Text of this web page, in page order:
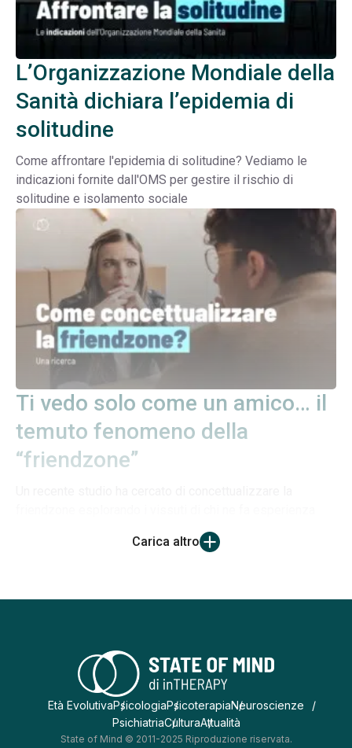
L’Organizzazione Mondiale della
Sanità dichiara l’epidemia di
solitudine
Come affrontare l'epidemia di solitudine? Vediamo le
indicazioni fornite dall'OMS per gestire il rischio di
solitudine e isolamento sociale
Ti vedo solo come un amico… il
temuto fenomeno della
“friendzone”
Carica altro
Età EvolutivaPsicologiaPsicoterapiaNeuroscienze
PsichiatriaCulturaAttualità
State of Mind © 2011-2025 Riproduzione riservata.